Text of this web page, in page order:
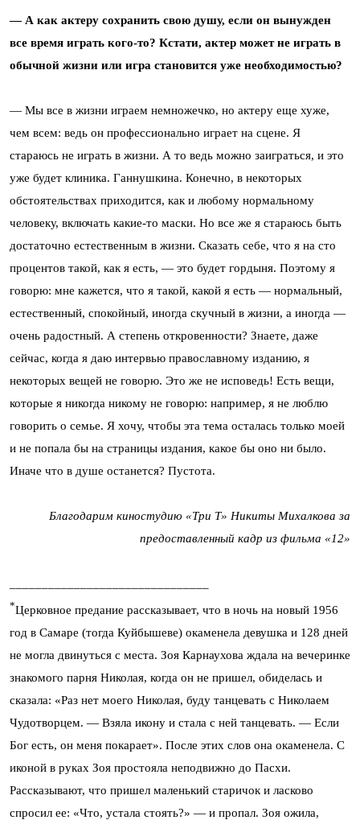
— А как актеру сохранить свою душу, если он вынужден
все время играть кого-то? Кстати, актер может не играть в
обычной жизни или игра становится уже необходимостью?
— Мы все в жизни играем немножечко, но актеру еще хуже,
чем всем: ведь он профессионально играет на сцене. Я
стараюсь не играть в жизни. А то ведь можно заиграться, и это
уже будет клиника. Ганнушкина. Конечно, в некоторых
обстоятельствах приходится, как и любому нормальному
человеку, включать какие-то маски. Но все же я стараюсь быть
достаточно естественным в жизни. Сказать себе, что я на сто
процентов такой, как я есть, — это будет гордыня. Поэтому я
говорю: мне кажется, что я такой, какой я есть — нормальный,
естественный, спокойный, иногда скучный в жизни, а иногда —
очень радостный. А степень откровенности? Знаете, даже
сейчас, когда я даю интервью православному изданию, я
некоторых вещей не говорю. Это же не исповедь! Есть вещи,
которые я никогда никому не говорю: например, я не люблю
говорить о семье. Я хочу, чтобы эта тема осталась только моей
и не попала бы на страницы издания, какое бы оно ни было.
Иначе что в душе останется? Пустота.
Благодарим киностудию «Три Т» Никиты Михалкова за
предоставленный кадр из фильма «12»
*Церковное предание рассказывает, что в ночь на новый 1956
год в Самаре (тогда Куйбышеве) окаменела девушка и 128 дней
не могла двинуться с места. Зоя Карнаухова ждала на вечеринке
знакомого парня Николая, когда он не пришел, обиделась и
сказала: «Раз нет моего Николая, буду танцевать с Николаем
Чудотворцем. — Взяла икону и стала с ней танцевать. — Если
Бог есть, он меня покарает». После этих слов она окаменела. С
иконой в руках Зоя простояла неподвижно до Пасхи.
Рассказывают, что пришел маленький старичок и ласково
спросил ее: «Что, устала стоять?» — и пропал. Зоя ожила,